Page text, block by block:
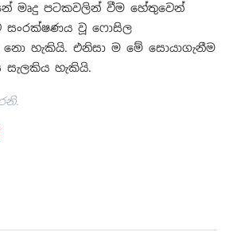
මෘදු පටකවලින් වීම හේතුවෙන්
සංරක්ෂණය වූ ෆොසිල
හැකියි. එනිසා ම මේ සොයාගැනීම
සැලකිය හැකියි.